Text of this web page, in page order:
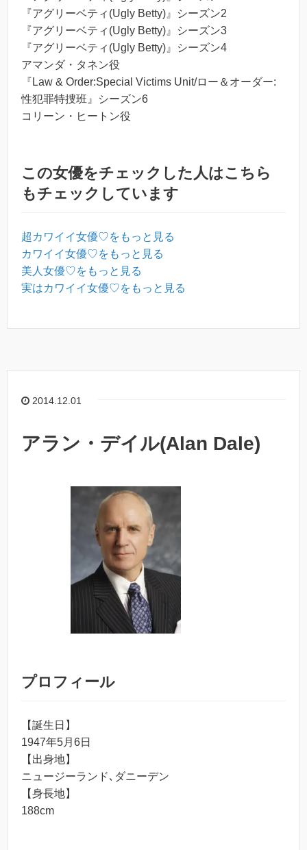
『アグリーベティ(Ugly Betty)』シーズン2
『アグリーベティ(Ugly Betty)』シーズン3
『アグリーベティ(Ugly Betty)』シーズン4
アマンダ・タネン役
『Law & Order:Special Victims Unit/ロー＆オーダー:
性犯罪特捜班』シーズン6
コリーン・ヒートン役
この女優をチェックした人はこちら
もチェックしています
超カワイイ女優♡をもっと見る
カワイイ女優♡をもっと見る
美人女優♡をもっと見る
実はカワイイ女優♡をもっと見る
2014.12.01
アラン・デイル(Alan Dale)
プロフィール
【誕生日】
1947年5月6日
【出身地】
ニュージーランド､ダニーデン
【身長地】
188cm